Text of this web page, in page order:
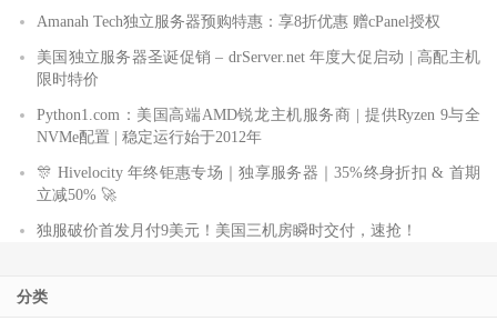
Amanah Tech独立服务器预购特惠：享8折优惠 赠cPanel授权
美国独立服务器圣诞促销 – drServer.net 年度大促启动 | 高配主机
限时特价
Python1.com：美国高端AMD锐龙主机服务商 | 提供Ryzen 9与全
NVMe配置 | 稳定运行始于2012年
🎊 Hivelocity 年终钜惠专场｜独享服务器｜35%终身折扣 & 首期
立减50% 🚀
独服破价首发月付9美元！美国三机房瞬时交付，速抢！
分类